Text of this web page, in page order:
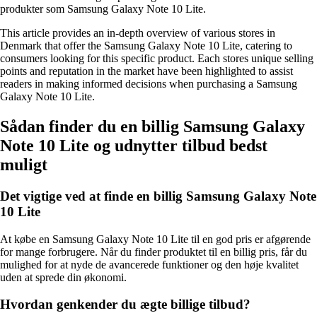
produkter som Samsung Galaxy Note 10 Lite.
This article provides an in-depth overview of various stores in
Denmark that offer the Samsung Galaxy Note 10 Lite, catering to
consumers looking for this specific product. Each stores unique selling
points and reputation in the market have been highlighted to assist
readers in making informed decisions when purchasing a Samsung
Galaxy Note 10 Lite.
Sådan finder du en billig Samsung Galaxy
Note 10 Lite og udnytter tilbud bedst
muligt
Det vigtige ved at finde en billig Samsung Galaxy Note
10 Lite
At købe en Samsung Galaxy Note 10 Lite til en god pris er afgørende
for mange forbrugere. Når du finder produktet til en billig pris, får du
mulighed for at nyde de avancerede funktioner og den høje kvalitet
uden at sprede din økonomi.
Hvordan genkender du ægte billige tilbud?